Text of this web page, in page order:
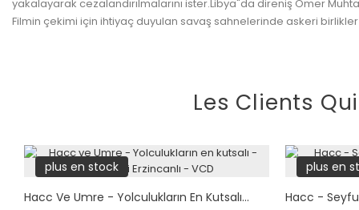
yakalayarak cezalandırılmalarını ister.Libya"da direniş Ömer
Filmin çekimi için ihtiyaç duyulan savaş sahnelerinde askeri birlikler
Les Clients
plus en stock
Hacc Ve Umre - Yolculukların En Kutsalı...
plus en
Hacc -